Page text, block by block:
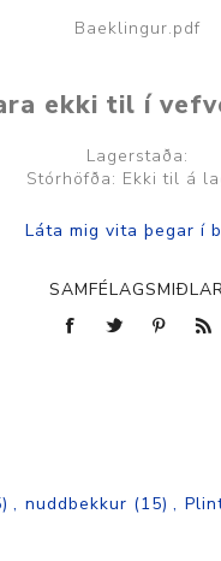
Baeklingur.pdf
ekki til í
Lagerstaða:
Stórhöfða: Ekki til á
, nuddbekkur (15) ,